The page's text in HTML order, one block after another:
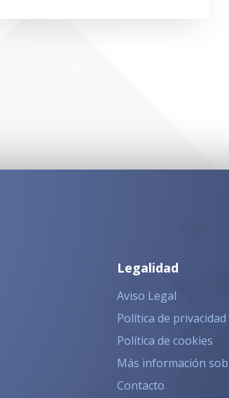
Legalidad
Aviso Legal
Política de privacidad
Política de cookies
Más información
Contacto